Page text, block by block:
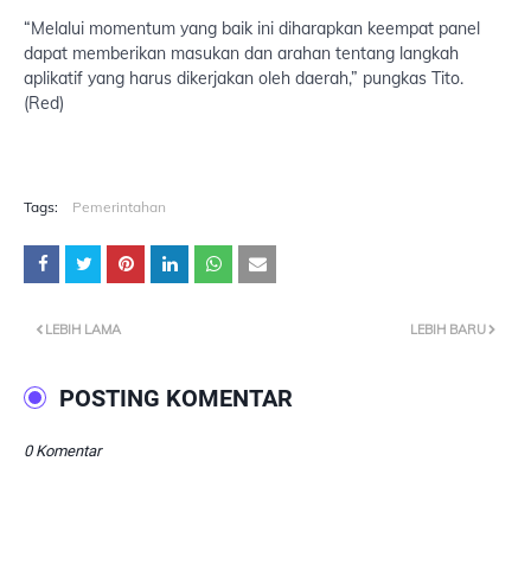
“Melalui momentum yang baik ini diharapkan keempat panel
dapat memberikan masukan dan arahan tentang langkah
aplikatif yang harus dikerjakan oleh daerah,” pungkas Tito.
(Red)
Tags: Pemerintahan
LEBIH BARU
LEBIH LAMA
POSTING KOMENTAR
0 Komentar